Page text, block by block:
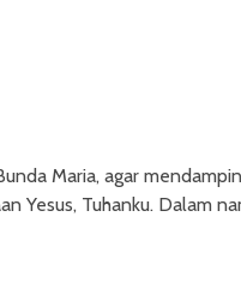
Maria, agar
Yesus, Tuhanku. Dalam